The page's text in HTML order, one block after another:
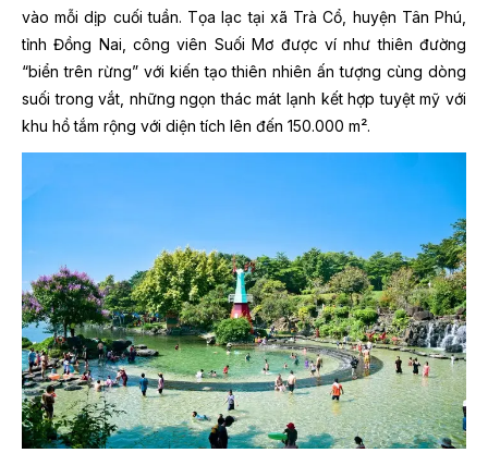
vào mỗi dịp cuối tuần. Tọa lạc tại xã Trà Cổ, huyện Tân Phú,
tỉnh Đồng Nai, công viên Suối Mơ được ví như thiên đường
“biển trên rừng” với kiến tạo thiên nhiên ấn tượng cùng dòng
suối trong vắt, những ngọn thác mát lạnh kết hợp tuyệt mỹ với
khu hồ tắm rộng với diện tích lên đến 150.000 m².